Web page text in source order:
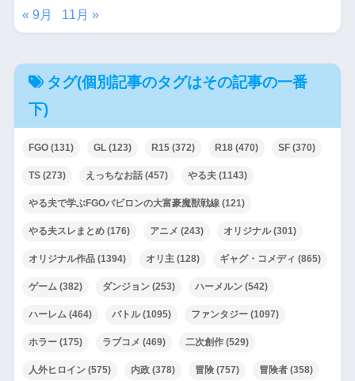
« 9月 11月 »
タグ(個別記事のタグはその記事の一番
下)
FGO(131) GL(123) R15(372) R18(470) SF(370)
TS(273) えっちなお話(457) やる夫(1143)
やる夫で学ぶFGOバビロンの大富豪魔獣戦線(121)
やる夫スレまとめ(176) アニメ (243) オリジナル(301)
オリジナル作品(1394) オリ主(128) ギャグ・コメディ (865)
ゲーム (382) ダンジョン(253) ハーメルン(542)
ハーレム (464) バトル(1095) ファンタジー(1097)
ホラー(175) ラブコメ (469) 二次創作(529)
人外ヒロイン(575) 内政(378) 冒険(757) 冒険者(358)